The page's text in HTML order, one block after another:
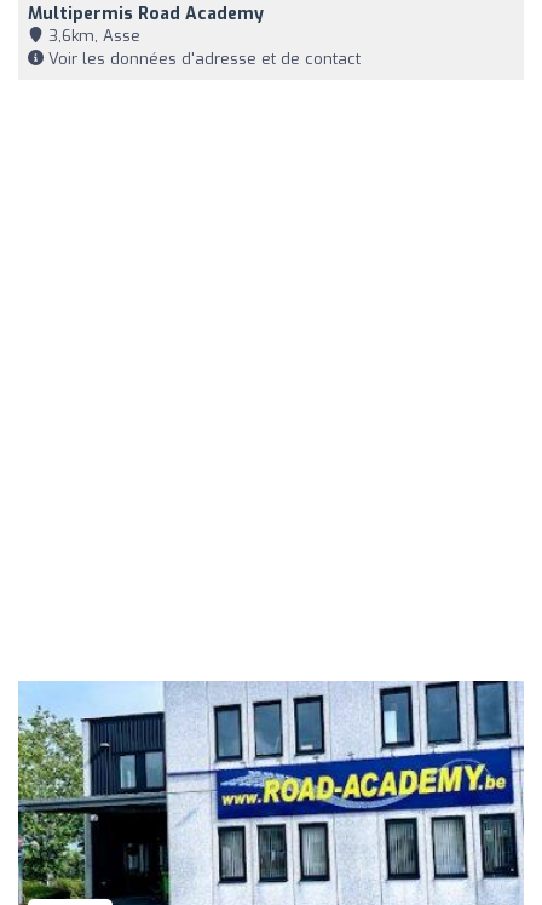
Multipermis Road Academy
3,6km, Asse
Voir les données d'adresse et de contact